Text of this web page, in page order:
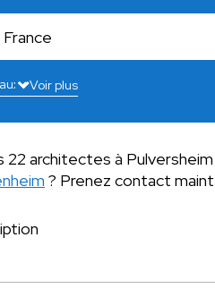
Voir plus
architectes à
? Prenez contact